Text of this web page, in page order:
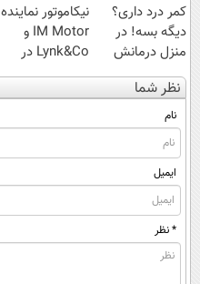
کمر درد داری؟
دیگه بسه! در
منزل درمانش
کن
(◀پرسش‌نامه)
نیکاموتور نماینده
IM Motor و
Lynk&Co در
ایران
نظر شما
نام
ایمیل
* نظر